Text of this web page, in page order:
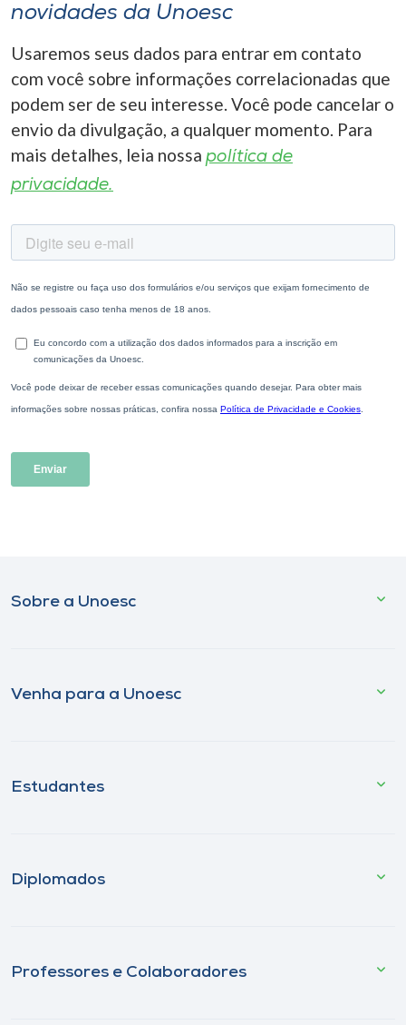
novidades da Unoesc
Usaremos seus dados para entrar em contato
com você sobre informações correlacionadas que
podem ser de seu interesse. Você pode cancelar o
envio da divulgação, a qualquer momento. Para
mais detalhes, leia nossa política de
privacidade.
Sobre a Unoesc
Venha para a Unoesc
Estudantes
Diplomados
Professores e Colaboradores